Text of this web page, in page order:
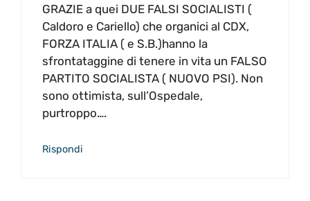
GRAZIE a quei DUE FALSI SOCIALISTI (
Caldoro e Cariello) che organici al CDX,
FORZA ITALIA ( e S.B.)hanno la
sfrontataggine di tenere in vita un FALSO
PARTITO SOCIALISTA ( NUOVO PSI). Non
sono ottimista, sull’Ospedale,
purtroppo….
Rispondi